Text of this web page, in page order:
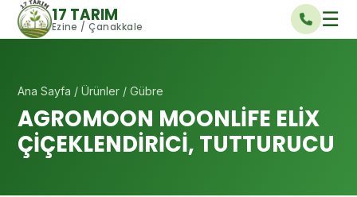
17 TARIM
Ezine / Çanakkale ☰
Ana Sayfa / Ürünler / Gübre
AGROMOON MOONLİFE ELİX
ÇİÇEKLENDİRİCİ, TUTTURUCU